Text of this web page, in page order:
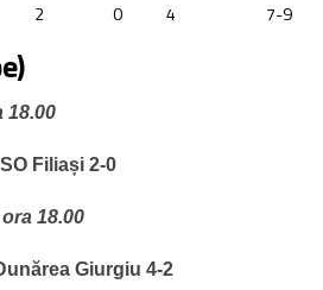
2 0 4 7-9
18.00
Filiași 2-0
18.00
Giurgiu 4-2